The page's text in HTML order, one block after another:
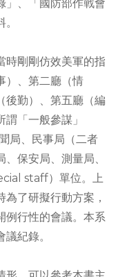
」、「國防部作戰會
時剛剛仿效美軍的指
）、第二廳（情
後勤）、第五廳（編
「一般參謀」
局、民事局（二者
保安局、測量局、
staff）單位。上
了研擬行動方案，
例行性的會議。本系
紀錄。